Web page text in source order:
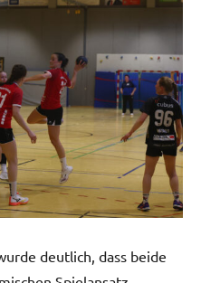
deutlich, dass beide